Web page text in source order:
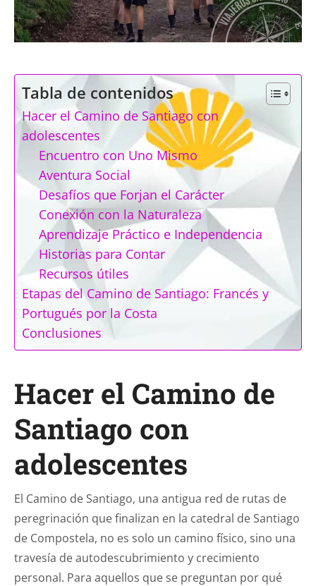
Tabla de contenidos
Hacer el Camino de Santiago con
adolescentes
Encuentro con Uno Mismo
Aventura Social
Desafíos que Forjan el Carácter
Conexión con la Naturaleza
Aprendizaje Práctico e Independencia
Historias para Contar
Recursos útiles
Etapas del Camino de Santiago: Francés y
Portugués por la Costa
Conclusiones
Hacer el Camino de
Santiago con
adolescentes
El Camino de Santiago, una antigua red de rutas de
peregrinación que finalizan en la catedral de Santiago
de Compostela, no es solo un camino físico, sino una
travesía de autodescubrimiento y crecimiento
personal. Para aquellos que se preguntan por qué